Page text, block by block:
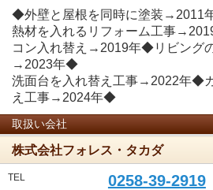
◆外壁と屋根を同時に塗装→2011
熱材を入れるリフォーム工事
コン入れ替え→2019年◆リビング
→2023年◆
洗面台を入れ替え工事→2022年◆
え工事→2024年◆
取扱い会社
株式会社フォレス・タカダ
TEL 0258-39-2919